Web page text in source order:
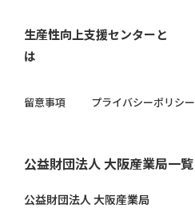
生産性向上支援センターと
は
留意事項 プライバシーポリシー
公益財団法人 大阪産業局一覧
公益財団法人 大阪産業局